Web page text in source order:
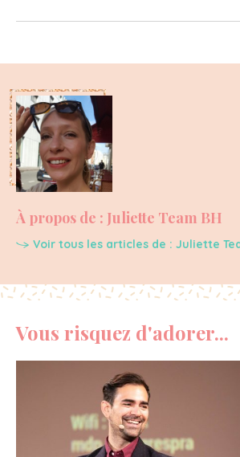
À propos de : Juliette Team BH
Voir tous les articles de : Juliette
Vous risquez d'adorer...